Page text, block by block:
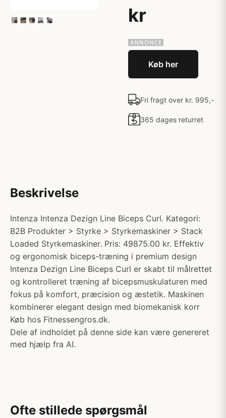
kr
Køb her
Fri fragt over kr. 995,-
365 dages returret
Beskrivelse
Intenza Intenza Dezign Line Biceps Curl. Kategori:
B2B Produkter > Styrke > Styrkemaskiner > Stack
Loaded Styrkemaskiner. Pris: 49875.00 kr. Effektiv
og ergonomisk biceps-træning i premium design
Intenza Dezign Line Biceps Curl er skabt til målrettet
og kontrolleret træning af bicepsmuskulaturen med
fokus på komfort, præcision og æstetik. Maskinen
kombinerer elegant design med biomekanisk korr
Køb hos Fitnessengros.dk.
Dele af indholdet på denne side kan være genereret
med hjælp fra AI.
Ofte stillede spørgsmål